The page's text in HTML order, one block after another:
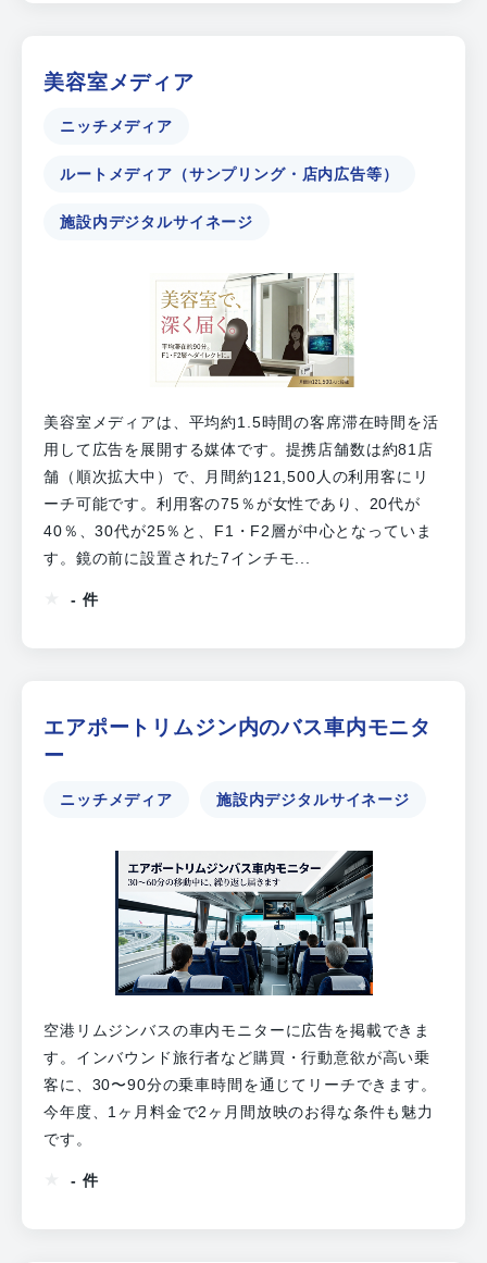
美容室メディア
ニッチメディア
ルートメディア（サンプリング・店内広告等）
施設内デジタルサイネージ
美容室メディアは、平均約1.5時間の客席滞在時間を活
用して広告を展開する媒体です。提携店舗数は約81店
舗（順次拡大中）で、月間約121,500人の利用客にリ
ーチ可能です。利用客の75％が女性であり、20代が
40％、30代が25％と、F1・F2層が中心となっていま
す。鏡の前に設置された7インチモ...
- 件
エアポートリムジン内のバス車内モニタ
ー
ニッチメディア 施設内デジタルサイネージ
空港リムジンバスの車内モニターに広告を掲載できま
す。インバウンド旅行者など購買・行動意欲が高い乗
客に、30〜90分の乗車時間を通じてリーチできます。
今年度、1ヶ月料金で2ヶ月間放映のお得な条件も魅力
です。
- 件